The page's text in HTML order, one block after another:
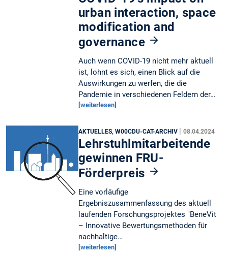
urban interaction, space
modification and
governance
Auch wenn COVID-19 nicht mehr aktuell
ist, lohnt es sich, einen Blick auf die
Auswirkungen zu werfen, die die
Pandemie in verschiedenen Feldern der…
[weiterlesen]
AKTUELLES, W00CDU-CAT-ARCHIV | 08.04.2024
Lehrstuhlmitarbeitende
gewinnen FRU-
Förderpreis
Eine vorläufige
Ergebniszusammenfassung des aktuell
laufenden Forschungsprojektes "BeneVit
– Innovative Bewertungsmethoden für
nachhaltige…
[weiterlesen]